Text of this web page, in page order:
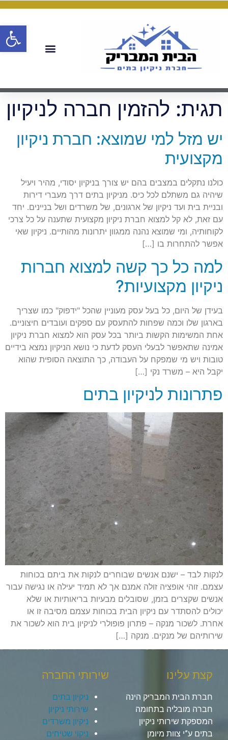
תגית: להזמין חברה לניקיון
יש מזל למי שמוצא: חברת ניקיון
מקצועית
כולנו נתקלים במצבים בהם יש צורך בניקיון יסודי, מהיר ויעיל
שיהיה גם משתלם לכל כיס. מניקיון בתים דרך מעברי דירות
ובניית בית ועד ניקיון של ארגונים, של משרדים ושל בניינים. יחד
עם זאת, לא קל למצוא חברת ניקיון מקצועית שתענה על כל צרכי
לקוחותיה, ומי שמוצא נהנה ממגוון יתרונות מהותיים. ניקיון שאי
אפשר להתחרות בו […]
למה כל כך קשה למצוא חברות
ניקיון מקצועיות?
בעידן של היום, כל בעל עסק מעוניין שהכל "ידפוק" כמו שצריך
בארגון שלו וכמה שפחות להתעסק עם ספקים ועובדים חיצוניים.
אחת המשימות הקשות ביותר בכל עסק הוא למצוא חברת ניקיון
אמינה שתאפשר לבעלי העסק לדעת כי נושא הניקיון נמצא בידיים
טובות ויש מי שמפקח על העבודה, כך התוצאה הסופית שהוא
יקבל היא – משרד נקי […]
פתרונות לניקיון בתים
לנקות לבד – ישנם אנשים שבוחרים לנקות את ביתם בכוחות
עצמם. זוהי אופציה זולה אמנם אך לא תמיד יעילה או נגישה עבור
אנשים שקצרים בזמן, שסובלים מבעיות בריאותיות או שלא
יכולים להסתדר עם ניקיון הבית בכוחות עצמם מסיבה זו או
אחרת. לשכור מנקה – פתרון פופולרי לניקיון בית הוא לשכור את
שירותיהם של מנקים. מנקה […]
קצת עלינו
חברת הבית המבריק הינה
חברה מובליה בתחומה
המספקת שירותי ניקיון
בתים ע”י צוות מיומן
שירותי החברה
ניקיון בתים
שירותי ניקיון
ניקיון משרדים
ניקוי שטיחים